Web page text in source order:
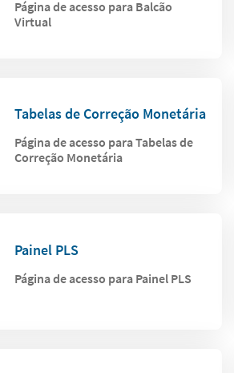
Página de acesso para Balcão
Virtual
Tabelas de Correção Monetária
Página de acesso para Tabelas de
Correção Monetária
Painel PLS
Página de acesso para Painel PLS